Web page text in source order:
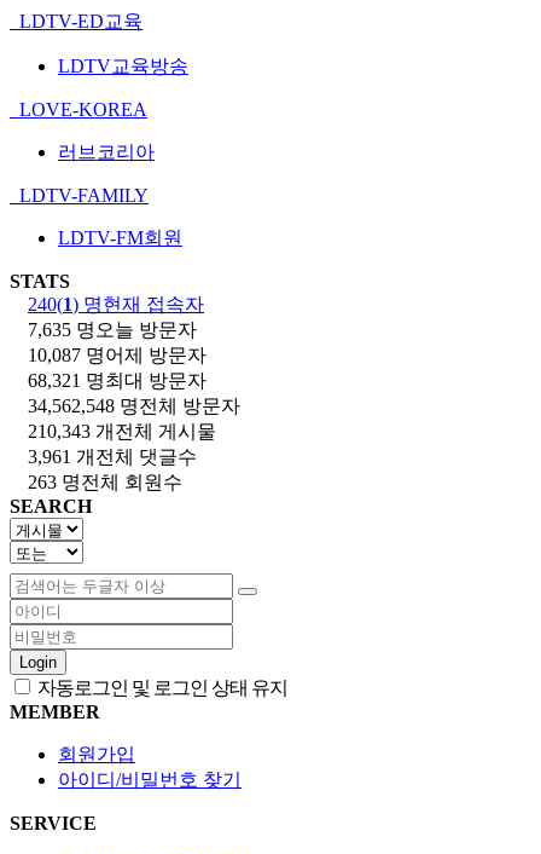
LDTV-ED교육
LDTV교육방송
LOVE-KOREA
러브코리아
LDTV-FAMILY
LDTV-FM회원
STATS
240(1) 명현재 접속자
7,635 명 오늘 방문자
10,087 명어제 방문자
68,321 명최대 방문자
34,562,548 명전체 방문자
210,343 개 전체 게시물
3,961 개 전체 댓글수
263 명전체 회원수
SEARCH
Login
자동로그인 및 로그인 상태 유지
MEMBER
회원가입
아이디/비밀번호 찾기
SERVICE